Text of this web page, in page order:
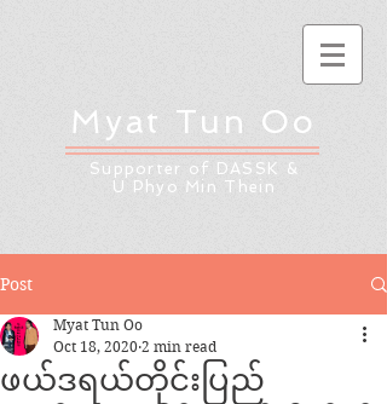
Myat Tun Oo
Supporter of DASSK &
U Phyo Min Thein
Post
ဖယ်ဒရယ်တိုင်းပြည်
Myat Tun Oo
Oct 18, 2020 2 min read